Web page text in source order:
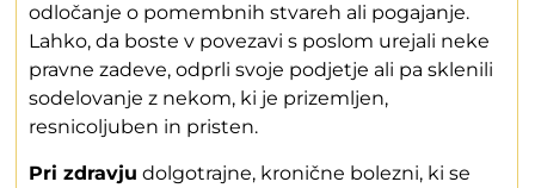
odločanje o pomembnih stvareh ali pogajanje.
Lahko, da boste v povezavi s poslom urejali neke
pravne zadeve, odprli svoje podjetje ali pa sklenili
sodelovanje z nekom, ki je prizemljen,
resnicoljuben in pristen.
Pri zdravju dolgotrajne, kronične bolezni, ki se